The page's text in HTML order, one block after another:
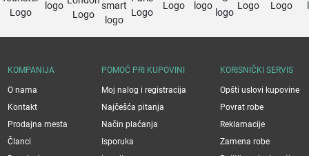
KOMPANIJA
O nama
Kontakt
Prodajna mesta
Članci
POMOĆ PRI KUPOVINI
Moj nalog i registracija
Najčešća pitanja
Način plaćanja
Isporuka
KORISNIČKI SERVIS
Opšti uslovi kupovine
Povrat robe
Reklamacije
Zamena robe